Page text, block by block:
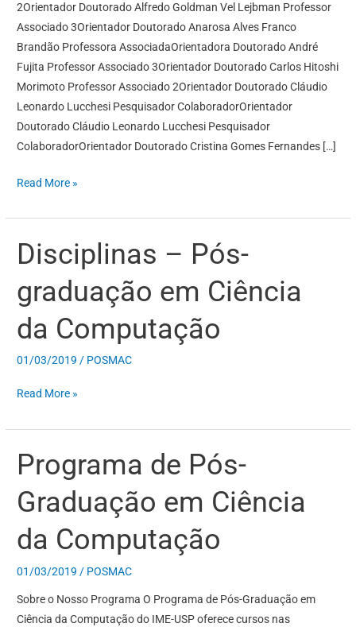
2Orientador Doutorado Alfredo Goldman Vel Lejbman Professor
Associado 3Orientador Doutorado Anarosa Alves Franco
Brandão Professora AssociadaOrientadora Doutorado André
Fujita Professor Associado 3Orientador Doutorado Carlos Hitoshi
Morimoto Professor Associado 2Orientador Doutorado Cláudio
Leonardo Lucchesi Pesquisador ColaboradorOrientador
Doutorado Cláudio Leonardo Lucchesi Pesquisador
ColaboradorOrientador Doutorado Cristina Gomes Fernandes […]
Read More »
Disciplinas – Pós-
graduação em Ciência
da Computação
01/03/2019 / POSMAC
Disciplinas
–
Pós-
graduação
em
Ciência
da
Read More »
Programa de Pós-
Graduação em Ciência
da Computação
01/03/2019 / POSMAC
Sobre o Nosso Programa O Programa de Pós-Graduação em
Ciência da Computação do IME-USP oferece cursos nas
Programa
de
Pós-
Graduação
em
da
Computação